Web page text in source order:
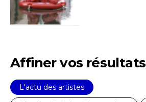
Affiner vos résultats
L'actu des artistes